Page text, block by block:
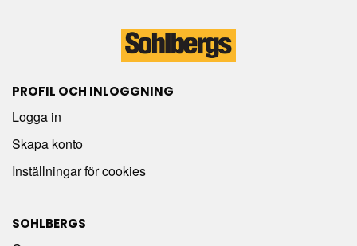
PROFIL OCH INLOGGNING
Logga in
Skapa konto
Inställningar för cookies
SOHLBERGS